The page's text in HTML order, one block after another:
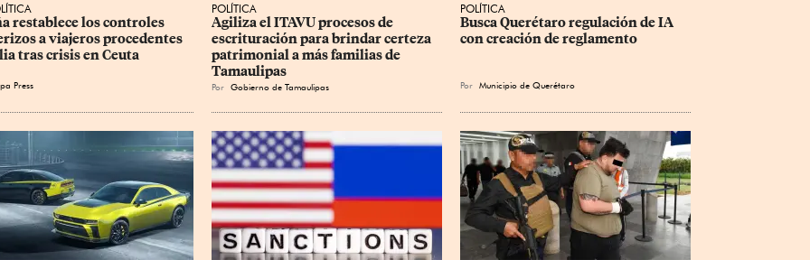
restablece los controles
a viajeros procedentes
tras crisis en Ceuta
Press
POLÍTICA
Agiliza el ITAVU procesos de
escrituración para brindar certeza
patrimonial a más familias de
Tamaulipas
Por Gobierno de Tamaulipas
POLÍTICA
Busca Querétaro regulación de IA
con creación de reglamento
Por Municipio de Querétaro